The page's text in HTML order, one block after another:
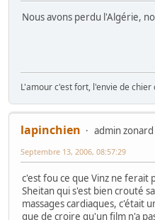
Nous avons perdu l'Algérie,
L'amour c'est fort, l'envie de chier
lapinchien
admin zonard
Septembre 13, 2006, 08:57:29
c'est fou ce que Vinz ne ferait
Sheitan qui s'est bien crouté
massages cardiaques, c'était
que de croire qu'un film n'a